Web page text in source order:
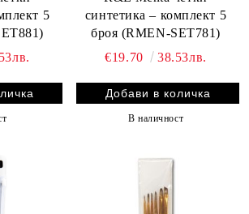
5
синтетика – комплект 5
броя (RMEN-SET781)
€19.70
38.53лв.
В наличност